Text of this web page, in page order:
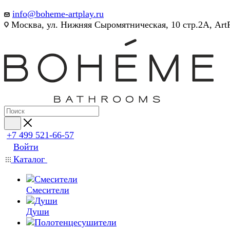
info@boheme-artplay.ru
Москва, ул. Нижняя Сыромятническая, 10 стр.2А,
+7 499 521-66-57
Войти
Каталог
Смесители
Души